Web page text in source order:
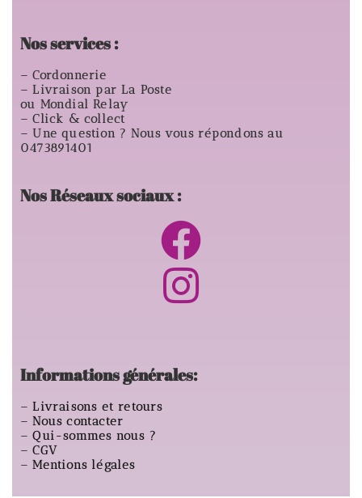
Nos services :
– Cordonnerie
– Livraison par La Poste
ou Mondial Relay
– Click & collect
– Une question ? Nous vous répondons au
0473891401
Nos Réseaux sociaux :
Informations générales:
–Livraisons et retours
–Nous contacter
–Qui-sommes nous ?
–CGV
–Mentions légales